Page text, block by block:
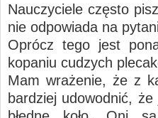
Nauczyciele często
nie odpowiada na
Oprócz tego jest
kopaniu cudzych
Mam wrażenie, że z
bardziej udowodnić,